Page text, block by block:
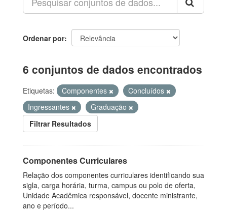
Ordenar por
6 conjuntos de dados encontrados
Etiquetas: Componentes
Concluídos
Ingressantes
Graduação
Filtrar Resultados
Componentes Curriculares
Relação dos componentes curriculares identificando sua
sigla, carga horária, turma, campus ou polo de oferta,
Unidade Acadêmica responsável, docente ministrante,
ano e período...